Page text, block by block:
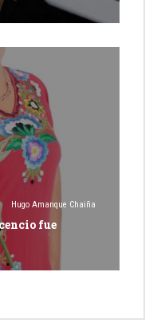
Hugo Amanque Chaiña
fue